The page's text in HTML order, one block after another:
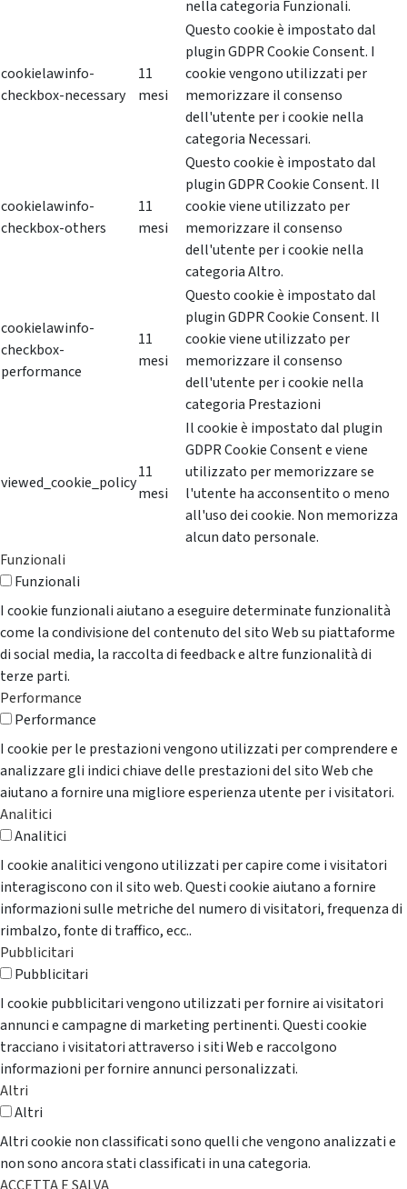
nella categoria Funzionali.
cookielawinfo-
checkbox-necessary
11
mesi
Questo cookie è impostato dal
plugin GDPR Cookie Consent. I
cookie vengono utilizzati per
memorizzare il consenso
dell'utente per i cookie nella
categoria Necessari.
cookielawinfo-
checkbox-others
11
mesi
Questo cookie è impostato dal
plugin GDPR Cookie Consent. Il
cookie viene utilizzato per
memorizzare il consenso
dell'utente per i cookie nella
categoria Altro.
cookielawinfo-
checkbox-
performance
11
mesi
Questo cookie è impostato dal
plugin GDPR Cookie Consent. Il
cookie viene utilizzato per
memorizzare il consenso
dell'utente per i cookie nella
categoria Prestazioni
viewed_cookie_policy
11
mesi
Il cookie è impostato dal plugin
GDPR Cookie Consent e viene
utilizzato per memorizzare se
l'utente ha acconsentito o meno
all'uso dei cookie. Non memorizza
alcun dato personale.
Funzionali
Funzionali
I cookie funzionali aiutano a eseguire determinate funzionalità
come la condivisione del contenuto del sito Web su piattaforme
di social media, la raccolta di feedback e altre funzionalità di
terze parti.
Performance
Performance
I cookie per le prestazioni vengono utilizzati per comprendere e
analizzare gli indici chiave delle prestazioni del sito Web che
aiutano a fornire una migliore esperienza utente per i visitatori.
Analitici
Analitici
I cookie analitici vengono utilizzati per capire come i visitatori
interagiscono con il sito web. Questi cookie aiutano a fornire
informazioni sulle metriche del numero di visitatori, frequenza di
rimbalzo, fonte di traffico, ecc..
Pubblicitari
Pubblicitari
I cookie pubblicitari vengono utilizzati per fornire ai visitatori
annunci e campagne di marketing pertinenti. Questi cookie
tracciano i visitatori attraverso i siti Web e raccolgono
informazioni per fornire annunci personalizzati.
Altri
Altri
Altri cookie non classificati sono quelli che vengono analizzati e
non sono ancora stati classificati in una categoria.